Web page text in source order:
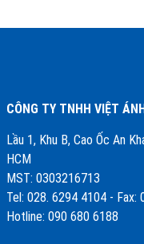
CÔNG TY TNHH VIỆT
Lầu 1, Khu B, Cao Ốc An
HCM
MST: 0303216713
Tel: 028. 6294 4104 - Fax:
Hotline: 090 680 6188